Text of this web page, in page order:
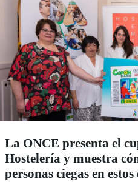
La ONCE presenta el
Hostelería y muestra
personas ciegas en